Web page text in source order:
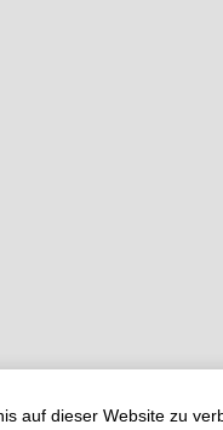
auf dieser Website zu